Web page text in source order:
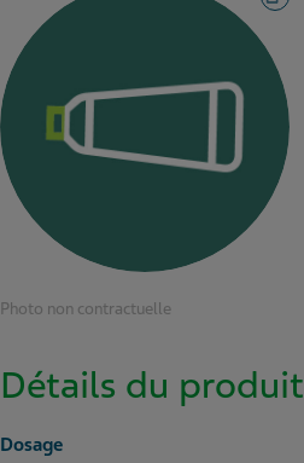
Photo non contractuelle
Détails du produit
Dosage